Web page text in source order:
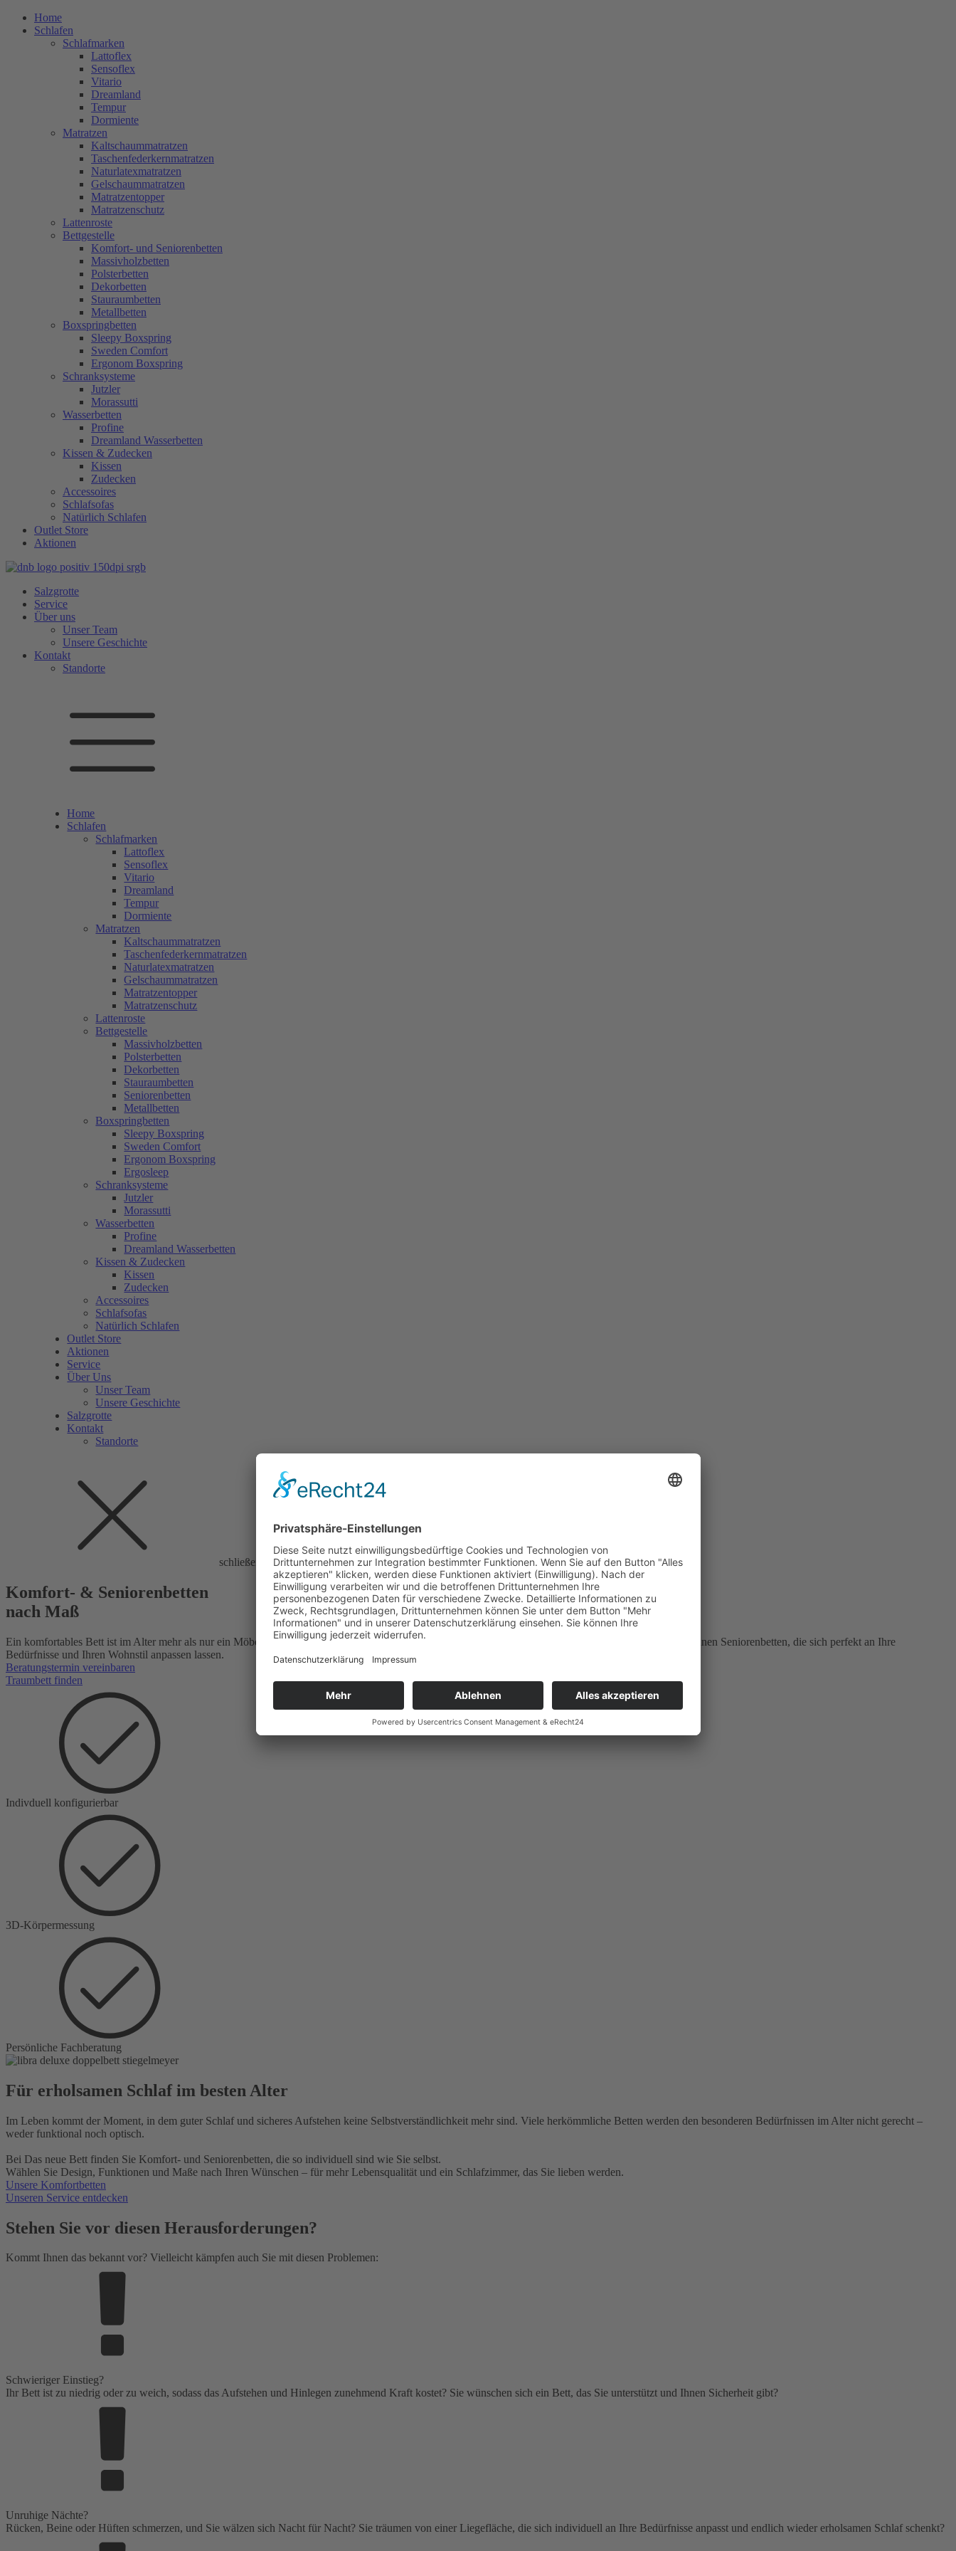
Home
Schlafen
Schlafmarken
Lattoflex
Sensoflex
Vitario
Dreamland
Tempur
Dormiente
Matratzen
Kaltschaummatratzen
Taschenfederkernmatratzen
Naturlatexmatratzen
Gelschaummatratzen
Matratzentopper
Matratzenschutz
Lattenroste
Bettgestelle
Komfort- und Seniorenbetten
Massivholzbetten
Polsterbetten
Dekorbetten
Stauraumbetten
Metallbetten
Boxspringbetten
Sleepy Boxspring
Sweden Comfort
Ergonom Boxspring
Schranksysteme
Jutzler
Morassutti
Wasserbetten
Profine
Dreamland Wasserbetten
Kissen & Zudecken
Kissen
Zudecken
Accessoires
Schlafsofas
Natürlich Schlafen
Outlet Store
Aktionen
Salzgrotte
Service
Über uns
Unser Team
Unsere Geschichte
Kontakt
Standorte
Home
Schlafen
Schlafmarken
Lattoflex
Sensoflex
Vitario
Dreamland
Tempur
Dormiente
Matratzen
Kaltschaummatratzen
Taschenfederkernmatratzen
Naturlatexmatratzen
Gelschaummatratzen
Matratzentopper
Matratzenschutz
Lattenroste
Bettgestelle
Massivholzbetten
Polsterbetten
Dekorbetten
Stauraumbetten
Seniorenbetten
Metallbetten
Boxspringbetten
Sleepy Boxspring
Sweden Comfort
Ergonom Boxspring
Ergosleep
Schranksysteme
Jutzler
Morassutti
Wasserbetten
Profine
Dreamland Wasserbetten
Kissen & Zudecken
Kissen
Zudecken
Accessoires
Schlafsofas
Natürlich Schlafen
Outlet Store
Aktionen
Service
Über Uns
Unser Team
Unsere Geschichte
Salzgrotte
Kontakt
Standorte
schließen
Komfort- & Seniorenbetten
nach Maß
Ein komfortables Bett ist im Alter mehr als nur ein Möbelstück – es ist ein Ort der Erholung, Sicherheit und Lebensqualität. Bei Das neue Bett bieten wir Ihnen Seniorenbetten, die sich perfekt an Ihre
Bedürfnisse und Ihren Wohnstil anpassen lassen.
Beratungstermin vereinbaren
Traumbett finden
Indivduell konfigurierbar
3D-Körpermessung
Persönliche Fachberatung
Für erholsamen Schlaf im besten Alter
Im Leben kommt der Moment, in dem guter Schlaf und sicheres Aufstehen keine Selbstverständlichkeit mehr sind. Viele herkömmliche Betten werden den besonderen Bedürfnissen im Alter nicht gerecht –
weder funktional noch optisch.
Bei Das neue Bett finden Sie Komfort- und Seniorenbetten, die so individuell sind wie Sie selbst.
Wählen Sie Design, Funktionen und Maße nach Ihren Wünschen – für mehr Lebensqualität und ein Schlafzimmer, das Sie lieben werden.
Unsere Komfortbetten
Unseren Service entdecken
Stehen Sie vor diesen Herausforderungen?
Kommt Ihnen das bekannt vor? Vielleicht kämpfen auch Sie mit diesen Problemen:
Schwieriger Einstieg?
Ihr Bett ist zu niedrig oder zu weich, sodass das Aufstehen und Hinlegen zunehmend Kraft kostet? Sie wünschen sich ein Bett, das Sie unterstützt und Ihnen Sicherheit gibt?
Unruhige Nächte?
Rücken, Beine oder Hüften schmerzen, und Sie wälzen sich Nacht für Nacht? Sie träumen von einer Liegefläche, die sich individuell an Ihre Bedürfnisse anpasst und endlich wieder erholsamen Schlaf schenkt?